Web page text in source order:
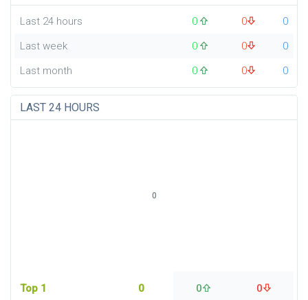
Last 24 hours 0 0
0
Last week
0 0
0
Last month
0 0 0
LAST 24 HOURS
Top 1 0 0 0
0